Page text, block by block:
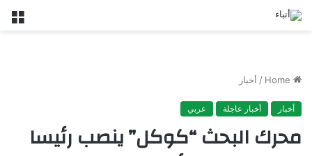
/ أخبار
أخبار أخبار عاجلة عربي
محرك البحث “كوكل” ينصب رئيسا